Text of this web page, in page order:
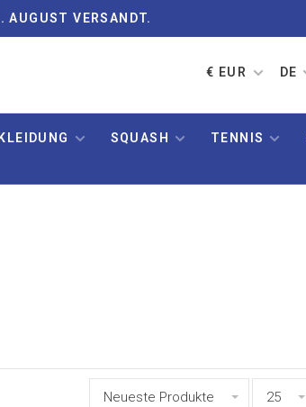
AUGUST VERSANDT.
€ EUR DE
KLEIDUNG SQUASH TENNIS
Neueste Produkte 25